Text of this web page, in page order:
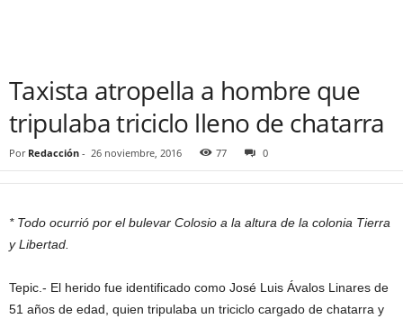
Taxista atropella a hombre que
tripulaba triciclo lleno de chatarra
Por Redacción - 26 noviembre, 2016 77 0
* Todo ocurrió por el bulevar Colosio a la altura de la colonia Tierra
y Libertad.
Tepic.- El herido fue identificado como José Luis Ávalos Linares de
51 años de edad, quien tripulaba un triciclo cargado de chatarra y